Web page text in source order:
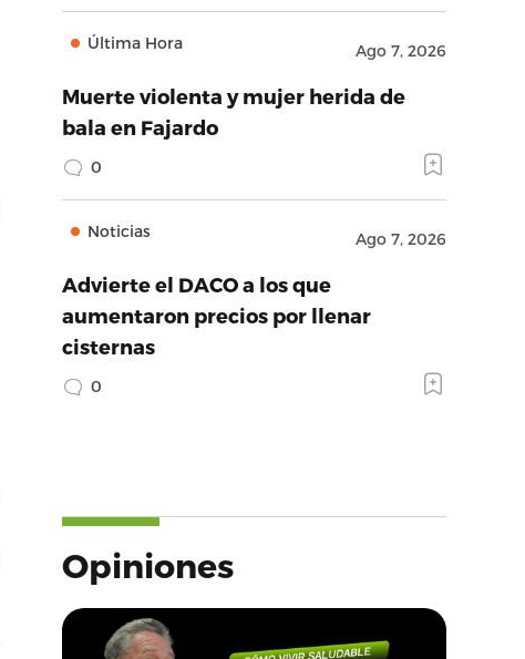
Última Hora Ago 7, 2026
Muerte violenta y mujer herida de
bala en Fajardo
0
Noticias Ago 7, 2026
Advierte el DACO a los que
aumentaron precios por llenar
cisternas
0
Opiniones